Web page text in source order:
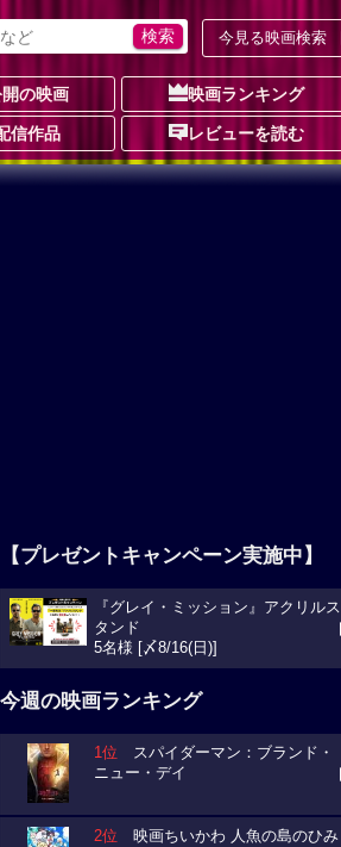
今見る映画検索
の映画 映画ランキング
信作品 レビューを読む
【プレゼントキャンペーン実施中】
『グレイ・ミッション』アクリルス
タンド
5名様 [〆8/16(日)]
今週の映画ランキング
1位 スパイダーマン：ブランド・
ニュー・デイ
2位 映画ちいかわ 人魚の島のひみ